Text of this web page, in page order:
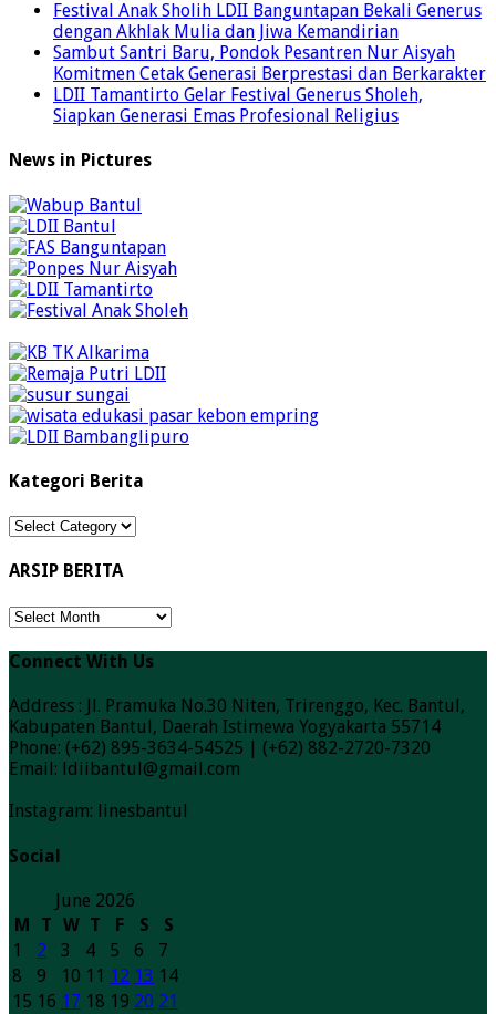
Festival Anak Sholih LDII Banguntapan Bekali Generus
dengan Akhlak Mulia dan Jiwa Kemandirian
Sambut Santri Baru, Pondok Pesantren Nur Aisyah
Komitmen Cetak Generasi Berprestasi dan Berkarakter
LDII Tamantirto Gelar Festival Generus Sholeh,
Siapkan Generasi Emas Profesional Religius
News in Pictures
Kategori Berita
Kategori
ARSIP BERITA
ARSIP
Connect With Us
Address : Jl. Pramuka No.30 Niten, Trirenggo, Kec. Bantul,
Kabupaten Bantul, Daerah Istimewa Yogyakarta 55714
Phone: (+62) 895-3634-54525 | (+62) 882-2720-7320
Email: ldiibantul@gmail.com
Instagram: linesbantul
Social
June 2026
M
T W T F S
S
1
2 3 4 5 6
7
8
9 10 11 12 13 14
15 16 17 18 19 20 21